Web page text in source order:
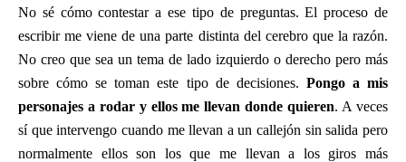
No sé cómo contestar a ese tipo de preguntas. El proceso de
escribir me viene de una parte distinta del cerebro que la razón.
No creo que sea un tema de lado izquierdo o derecho pero más
sobre cómo se toman este tipo de decisiones. Pongo a mis
personajes a rodar y ellos me llevan donde quieren. A veces
sí que intervengo cuando me llevan a un callejón sin salida pero
normalmente ellos son los que me llevan a los giros más